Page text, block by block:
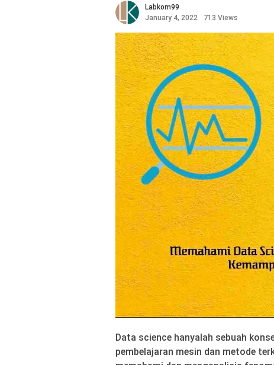
Labkom99
January 4, 2022
713 Views
Data science hanyalah sebuah
pembelajaran mesin dan metode